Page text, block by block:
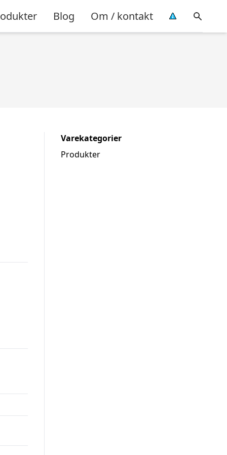
Blog Om / kontakt
Varekategorier
Produkter